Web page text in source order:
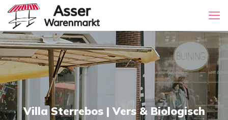
Villa Sterrebos | Vers & Biologisch